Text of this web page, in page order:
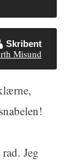
Skribent
Misund
Jeg